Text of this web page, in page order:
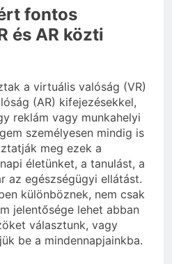
fontos
és AR közti
a virtuális valóság (VR)
(AR) kifejezésekkel,
reklám vagy munkahelyi
személyesen mindig is
meg ezek a
életünket, a tanulást, a
az egészségügyi ellátást.
különböznek, nem csak
jelentősége lehet abban
választunk, vagy
be a mindennapjainkba.